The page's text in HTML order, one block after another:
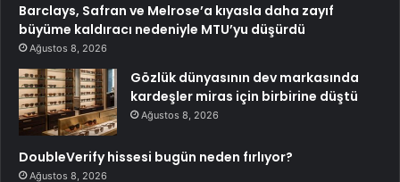
Barclays, Safran ve Melrose’a kıyasla daha zayıf
büyüme kaldıracı nedeniyle MTU’yu düşürdü
Ağustos 8, 2026
Gözlük dünyasının dev markasında
kardeşler miras için birbirine düştü
Ağustos 8, 2026
DoubleVerify hissesi bugün neden fırlıyor?
Ağustos 8, 2026